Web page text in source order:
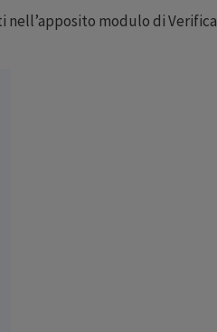
nell’apposito modulo di Verifica